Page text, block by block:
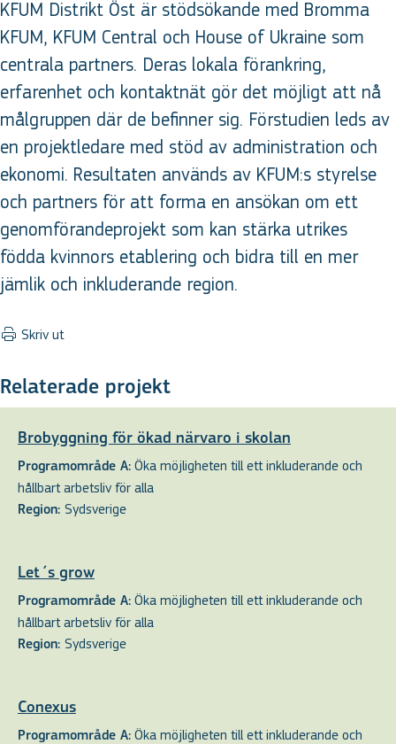
KFUM Distrikt Öst är stödsökande med Bromma
KFUM, KFUM Central och House of Ukraine som
centrala partners. Deras lokala förankring,
erfarenhet och kontaktnät gör det möjligt att nå
målgruppen där de befinner sig. Förstudien leds av
en projektledare med stöd av administration och
ekonomi. Resultaten används av KFUM:s styrelse
och partners för att forma en ansökan om ett
genomförandeprojekt som kan stärka utrikes
födda kvinnors etablering och bidra till en mer
jämlik och inkluderande region.
Skriv ut
Relaterade projekt
Brobyggning för ökad närvaro i skolan
Programområde A: Öka möjligheten till ett inkluderande och
hållbart arbetsliv för alla
Region: Sydsverige
Let´s grow
Programområde A: Öka möjligheten till ett inkluderande och
hållbart arbetsliv för alla
Region: Sydsverige
Conexus
Programområde A: Öka möjligheten till ett inkluderande och